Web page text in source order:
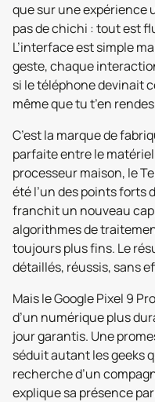
que sur une expérience
pas de chichi : tout est
L’interface est simple
geste, chaque
si le téléphone devinait
même que tu t’en
C’est la marque de
parfaite entre le
processeur maison, le
été l’un des points forts
franchit un nouveau
algorithmes de
toujours plus fins. Le
détaillés, réussis, sans
Mais le Google Pixel 9
d’un numérique plus
jour garantis. Une
séduit autant les geeks
recherche d’un
explique sa présence